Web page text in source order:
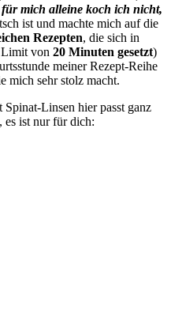
mich alleine koch ich nicht,
ist und machte mich auf die
Rezepten, die sich in
Limit von 20 Minuten gesetzt)
meiner Rezept-Reihe
mich sehr stolz macht.
Spinat-Linsen hier passt ganz
es ist nur für dich: